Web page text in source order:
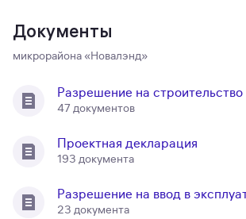
Документы
микрорайона «Новалэнд»
Разрешение на строительство
47 документов
Проектная декларация
193 документа
Разрешение на ввод в
23 документа